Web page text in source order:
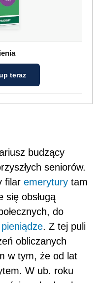
teraz
budzący
seniorów.
filar emerytury tam
się obsługą
do
pieniądze. Z tej puli
obliczanych
w tym, że od lat
W ub. roku